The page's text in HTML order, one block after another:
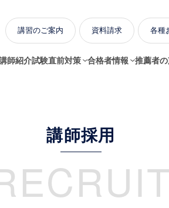
講習のご案内 資料請求 各種
師紹介試験直前対策 合格者情報 推薦者
講師採用